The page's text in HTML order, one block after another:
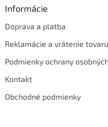
Informácie
Doprava a platba
Reklamácie a vrátenie tovaru
Podmienky ochrany
Kontakt
Obchodné podmienky